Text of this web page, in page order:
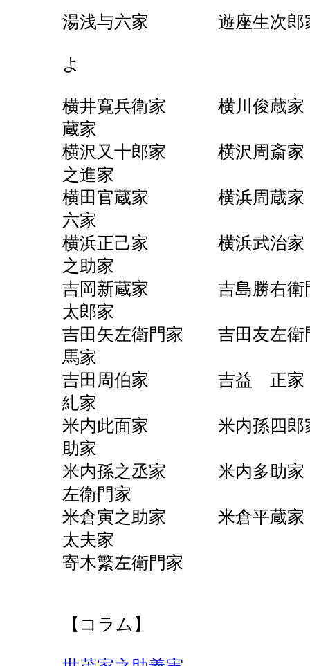
湯浅与六家 遊座生次
よ
横井寛兵衛家 横川
蔵家
横沢又十郎家 横沢
之進家
横田官蔵家 横浜周
六家
横浜正己家 横浜
之助家
吉岡新蔵家 吉島勝
太郎家
吉田矢左衛門家 吉田
馬家
吉田周伯家 吉益
糺家
米内此面家 米内孫
助家
米内孫之丞家 米内
左衛門家
米倉寅之助家 米倉
太夫家
寄木繁左衛門家
【コラム】